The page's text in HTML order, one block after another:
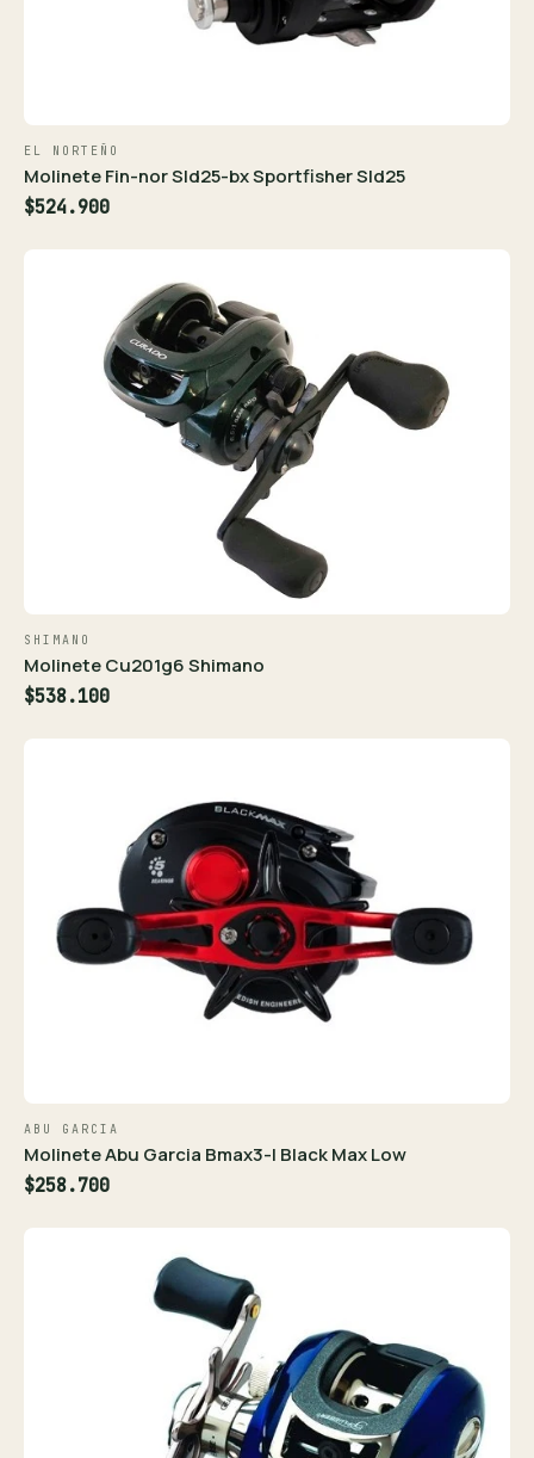
EL NORTEÑO
Molinete Fin-nor Sld25-bx Sportfisher Sld25
$524.900
SHIMANO
Molinete Cu201g6 Shimano
$538.100
ABU GARCIA
Molinete Abu Garcia Bmax3-l Black Max Low
$258.700